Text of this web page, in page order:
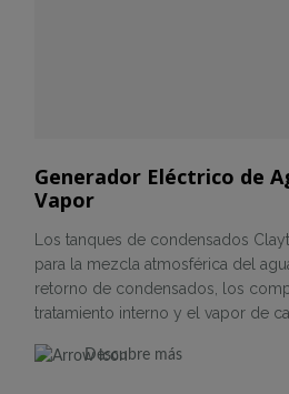
Generador Eléctrico de
Vapor
Los tanques de condensados
para la mezcla atmosférica del
retorno de condensados, los
tratamiento interno y el vapor de
Descubre más